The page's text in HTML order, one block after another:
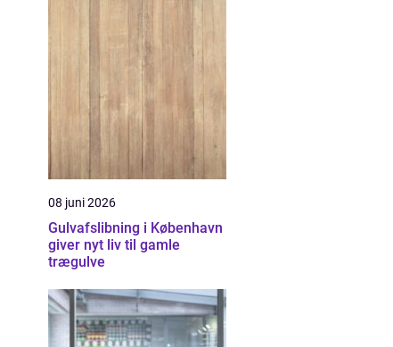
08 juni 2026
Gulvafslibning i København
giver nyt liv til gamle
trægulve